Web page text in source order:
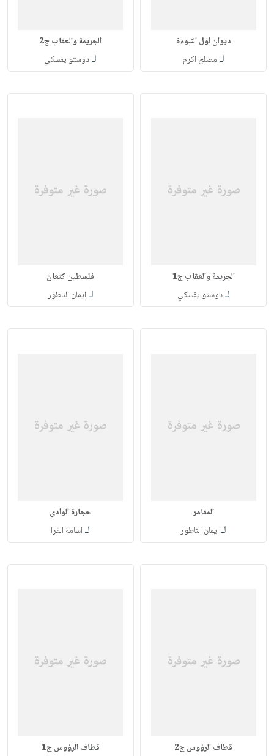
ديوان اول النبوءة
لـ مصلح اكرم
الجريمة والعقاب ج2
لـدوستو يفسكي
الجريمة والعقاب ج1
لـدوستو يفسكي
فلسطين كنعان
لـ ايمان الناطور
المقامر
لـ ايمان الناطور
حجارة الوادي
لـ اسامة الفرا
قطاف الرؤوس ج2 قطاف الرؤوس ج1